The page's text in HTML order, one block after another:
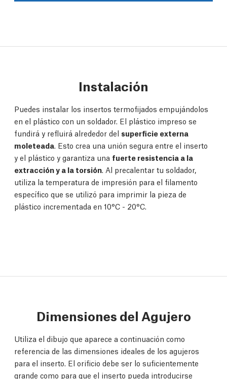
Instalación
Puedes instalar los insertos termofijados empujándolos
en el plástico con un soldador. El plástico impreso se
fundirá y refluirá alrededor del superficie externa
moleteada. Esto crea una unión segura entre el inserto
y el plástico y garantiza una fuerte resistencia a la
extracción y a la torsión. Al precalentar tu soldador,
utiliza la temperatura de impresión para el filamento
específico que se utilizó para imprimir la pieza de
plástico incrementada en 10°C - 20°C.
Dimensiones del Agujero
Utiliza el dibujo que aparece a continuación como
referencia de las dimensiones ideales de los agujeros
para el inserto. El orificio debe ser lo suficientemente
grande como para que el inserto pueda introducirse